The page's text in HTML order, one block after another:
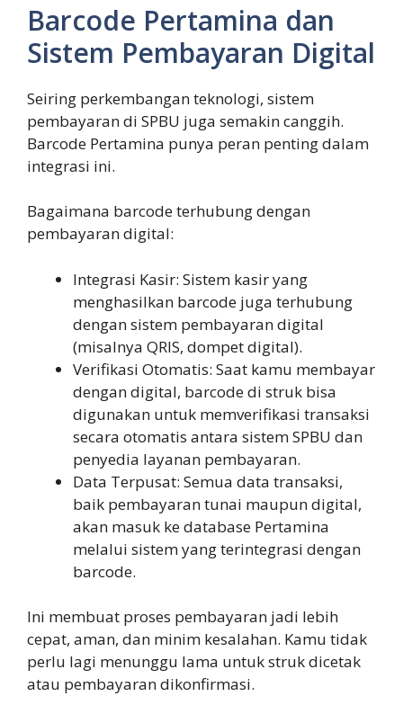
Barcode Pertamina dan
Sistem Pembayaran Digital
Seiring perkembangan teknologi, sistem
pembayaran di SPBU juga semakin canggih.
Barcode Pertamina punya peran penting dalam
integrasi ini.
Bagaimana barcode terhubung dengan
pembayaran digital:
Integrasi Kasir: Sistem kasir yang
menghasilkan barcode juga terhubung
dengan sistem pembayaran digital
(misalnya QRIS, dompet digital).
Verifikasi Otomatis: Saat kamu membayar
dengan digital, barcode di struk bisa
digunakan untuk memverifikasi transaksi
secara otomatis antara sistem SPBU dan
penyedia layanan pembayaran.
Data Terpusat: Semua data transaksi,
baik pembayaran tunai maupun digital,
akan masuk ke database Pertamina
melalui sistem yang terintegrasi dengan
barcode.
Ini membuat proses pembayaran jadi lebih
cepat, aman, dan minim kesalahan. Kamu tidak
perlu lagi menunggu lama untuk struk dicetak
atau pembayaran dikonfirmasi.